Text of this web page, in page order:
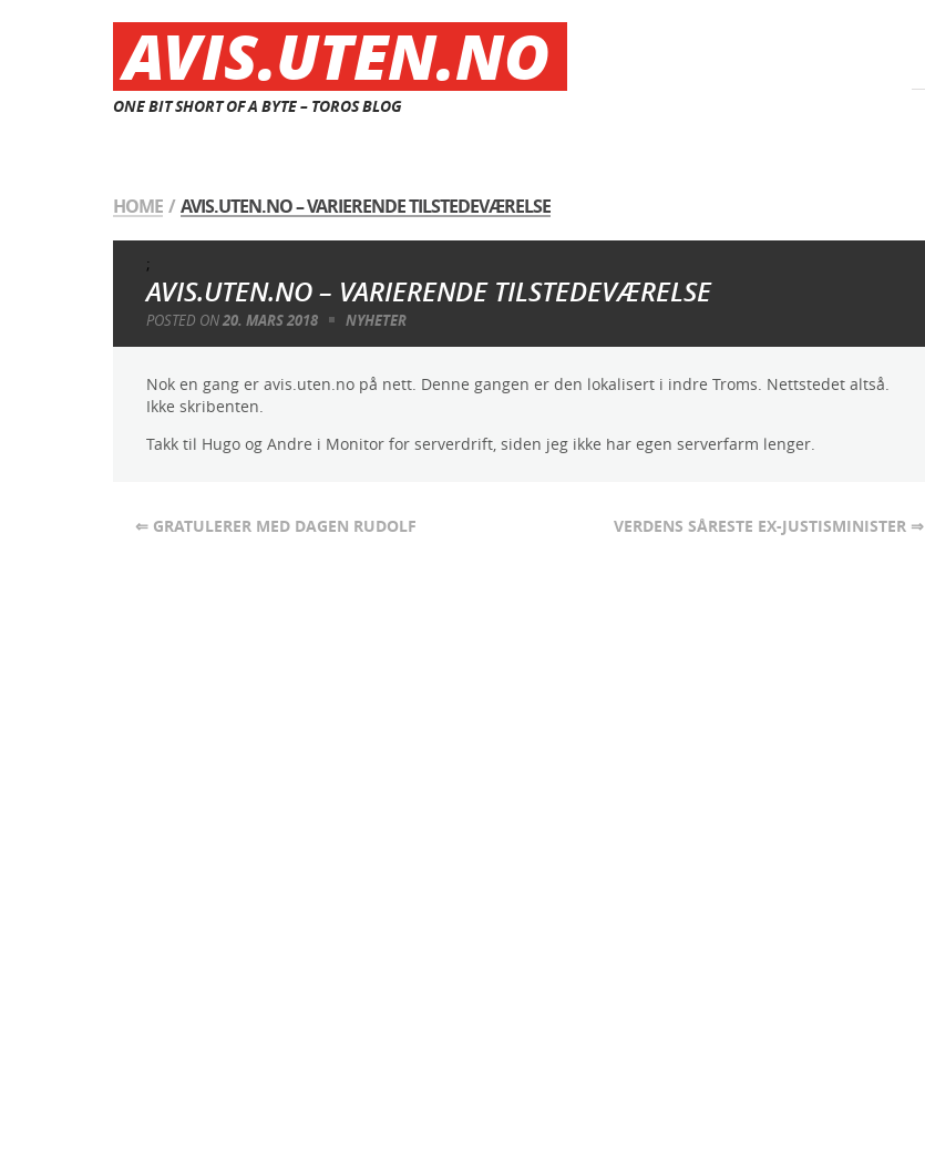
AVIS.UTEN.NO
ONE BIT SHORT OF A BYTE – TOROS BLOG
HOME /AVIS.UTEN.NO – VARIERENDE TILSTEDEVÆRELSE
;
AVIS.UTEN.NO – VARIERENDE TILSTEDEVÆRELSE
POSTED ON20. MARS 2018 NYHETER
Nok en gang er avis.uten.no på nett. Denne gangen er den lokalisert i indre Troms. Nettstedet altså.
Ikke skribenten.
Takk til Hugo og Andre i Monitor for serverdrift, siden jeg ikke har egen serverfarm lenger.
⇐ GRATULERER MED DAGEN RUDOLF VERDENS SÅRESTE EX-JUSTISMINISTER ⇒